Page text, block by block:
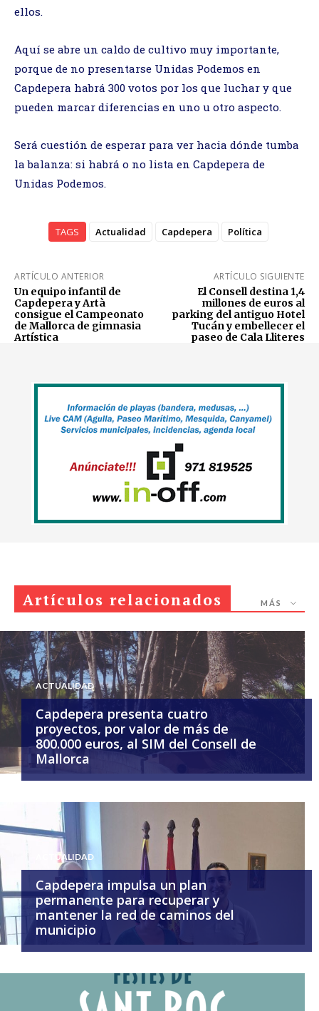
ellos.
Aquí se abre un caldo de cultivo muy importante,
porque de no presentarse Unidas Podemos en
Capdepera habrá 300 votos por los que luchar y que
pueden marcar diferencias en uno u otro aspecto.
Será cuestión de esperar para ver hacia dónde tumba
la balanza: si habrá o no lista en Capdepera de
Unidas Podemos.
TAGS Actualidad Capdepera Política
ARTÍCULO ANTERIOR
Un equipo infantil de
Capdepera y Artà
consigue el Campeonato
de Mallorca de gimnasia
Artística
ARTÍCULO SIGUIENTE
El Consell destina 1,4
millones de euros al
parking del antiguo Hotel
Tucán y embellecer el
paseo de Cala Lliteres
Artículos relacionados MÁS
ACTUALIDAD
Capdepera presenta cuatro
proyectos, por valor de más de
800.000 euros, al SIM del Consell de
Mallorca
ACTUALIDAD
Capdepera impulsa un plan
permanente para recuperar y
mantener la red de caminos del
municipio